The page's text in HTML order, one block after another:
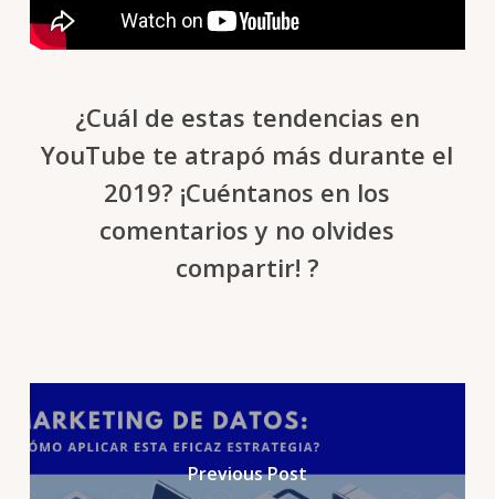
¿Cuál de estas tendencias en
YouTube te atrapó más durante el
2019? ¡Cuéntanos en los
comentarios y no olvides
compartir! ?
Previous Post